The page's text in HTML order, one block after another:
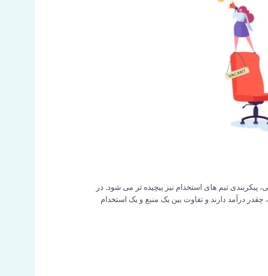
پیکربندی تیم های استخدام نیز پیچیده تر می شود. در
درآمد دارند و تفاوت بین یک منبع و یک استخدام